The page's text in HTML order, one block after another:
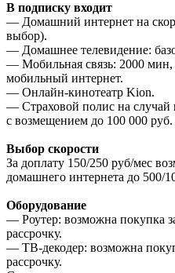
В подписку входит
— Домашний интернет на
выбор).
— Домашнее телевидение:
— Мобильная связь: 2000
мобильный интернет.
— Онлайн-кинотеатр Kion.
— Страховой полис на
с возмещением до 100 000 руб.
Выбор скорости
За доплату 150/250 руб/мес
домашнего интернета до 500/
Оборудование
— Роутер: возможна покупка
рассрочку.
— ТВ-декодер: возможна
рассрочку.